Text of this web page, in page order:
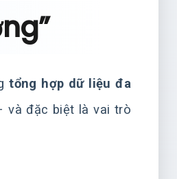
tổng hợp dữ liệu đa
và đặc biệt là vai trò